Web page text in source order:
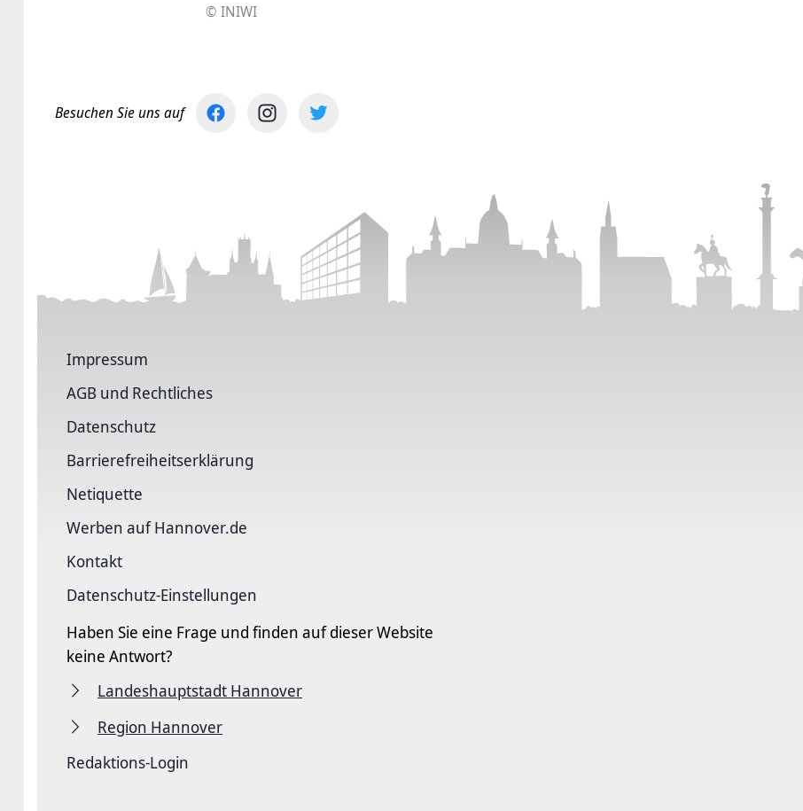
© INIWI
Besuchen Sie uns auf
Impressum
AGB und Rechtliches
Datenschutz
Barriere­freiheits­erklärung
Netiquette
Werben auf Hannover.de
Kontakt
Datenschutz-Einstellungen
Haben Sie eine Frage und finden auf dieser Website
keine Antwort?
Landeshauptstadt Hannover
Region Hannover
Redaktions-Login